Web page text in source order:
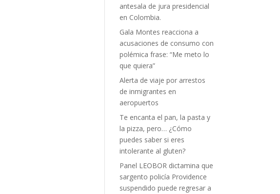
antesala de jura presidencial
en Colombia.
Gala Montes reacciona a
acusaciones de consumo con
polémica frase: “Me meto lo
que quiera”
Alerta de viaje por arrestos
de inmigrantes en
aeropuertos
Te encanta el pan, la pasta y
la pizza, pero… ¿Cómo
puedes saber si eres
intolerante al gluten?
Panel LEOBOR dictamina que
sargento policía Providence
suspendido puede regresar a